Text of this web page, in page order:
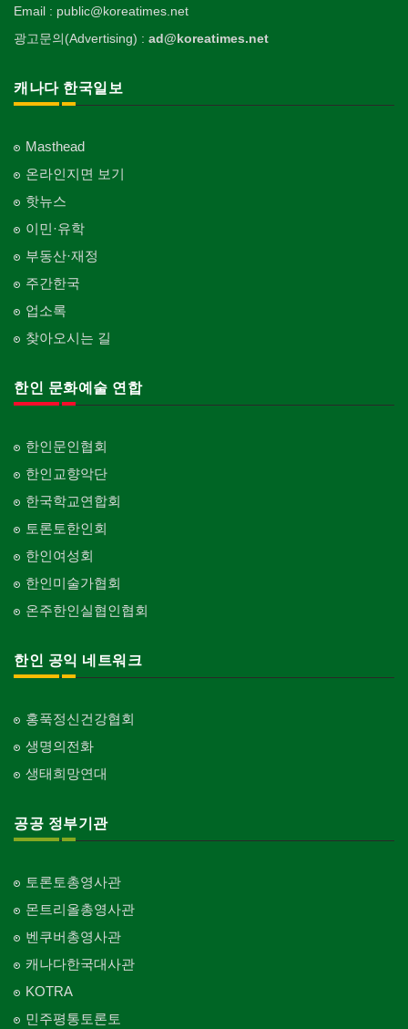
Surgeon
의사-치과
의사-가정의
의사-기타
의사-정신과
Blanket
웨딩서비스
자수
Private Lesson-Ballet/Dance
개인지도-꽃꽂이
개인지도-기타
인쇄
Funeral Home
Employment Agency
Cleaning
카펫 청소
Carpet Cleaning
판촉물
gifts for events
Franchise
해충구제
현금인출기
ATM
Art Gallery/Framing
행사/이벤트
인벤토리
인터넷/소프트웨어 개발
Internet/Software Development
전기공사/수리
Electric Work
Landscaping/Gardening
창문
Window
Curtain/Carpet
Wall Paper/Paint
가라지/그라지/차고
Garage Door
Engineering
Architectural Designer
건축개발
자동차-견인
Towing
Auto Cleaning
Nursing Home
Sauna
Skin Care
화장품
Cosmetics
피트니스/헬스
Fitness
산후조리서비스
한국정부기관
Korean Governmental Organization
한인회
Korean Cultural Association
Newspaper/TV/Radio
한국기업 현지법인/지사
Korean Enterprises In Canada
동창회-대학교
Alumni University
동창회-중·고등학교
Alumni Middle·High School
단체-협회
단체-스포츠
Organization-Sports
단체-음악/미술
Organization-Music/Art
Organization-Buddhist
Organization-Christianity
교회-장로교회
Church-Presbyterian
Church-United
Church-7th Day Adventist
교회-씨 앤 엠에이
Church-C & MA
Church-Full Gospel
Church-Evangelical
Church-Mission
Church-Independent
Email : public@koreatimes.net
광고문의(Advertising) : ad@koreatimes.net
캐나다 한국일보
Masthead
온라인지면 보기
핫뉴스
이민·유학
부동산·재정
주간한국
업소록
찾아오시는 길
한인 문화예술 연합
한인문인협회
한인교향악단
한국학교연합회
토론토한인회
한인여성회
한인미술가협회
온주한인실협인협회
한인 공익 네트워크
홍푹정신건강협회
생명의전화
생태희망연대
공공 정부기관
토론토총영사관
몬트리올총영사관
벤쿠버총영사관
캐나다한국대사관
KOTRA
민주평통토론토